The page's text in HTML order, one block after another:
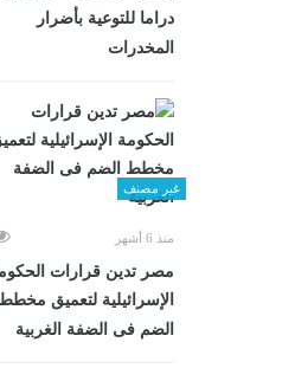
دراما للتوعية بأضرار
المخدرات
غير مصنف
منذ 6 أشهر
مصر تدين قرارات
الإسرائيلية لتعميق مخطط
الضم فى الضفة الغربية